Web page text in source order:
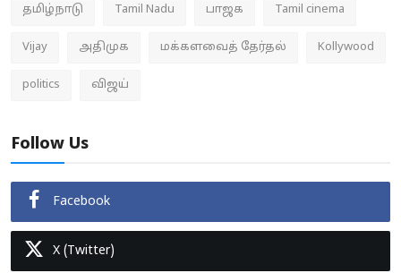
தமிழ்நாடு Tamil Nadu பாஜக Tamil cinema
Vijay அதிமுக மக்களவைத் தேர்தல் Kollywood
politics விஜய்
Follow Us
Facebook
X (Twitter)